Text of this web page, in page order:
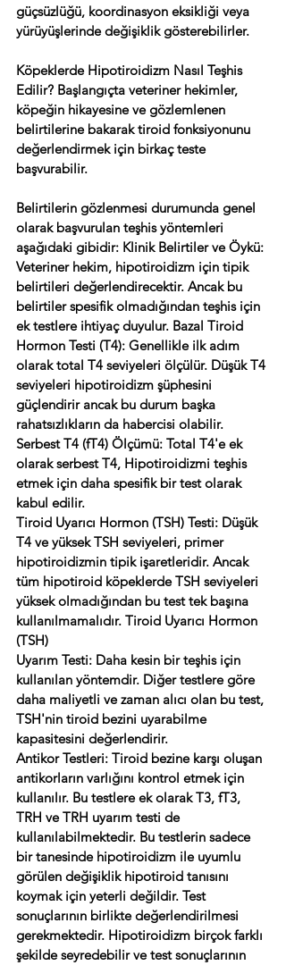
güçsüzlüğü, koordinasyon eksikliği veya
yürüyüşlerinde değişiklik gösterebilirler.
Köpeklerde Hipotiroidizm Nasıl Teşhis
Edilir? Başlangıçta veteriner hekimler,
köpeğin hikayesine ve gözlemlenen
belirtilerine bakarak tiroid fonksiyonunu
değerlendirmek için birkaç teste
başvurabilir.
Belirtilerin gözlenmesi durumunda genel
olarak başvurulan teşhis yöntemleri
aşağıdaki gibidir: Klinik Belirtiler ve Öykü:
Veteriner hekim, hipotiroidizm için tipik
belirtileri değerlendirecektir. Ancak bu
belirtiler spesifik olmadığından teşhis için
ek testlere ihtiyaç duyulur. Bazal Tiroid
Hormon Testi (T4): Genellikle ilk adım
olarak total T4 seviyeleri ölçülür. Düşük T4
seviyeleri hipotiroidizm şüphesini
güçlendirir ancak bu durum başka
rahatsızlıkların da habercisi olabilir.
Serbest T4 (fT4) Ölçümü: Total T4'e ek
olarak serbest T4, Hipotiroidizmi teşhis
etmek için daha spesifik bir test olarak
kabul edilir.
Tiroid Uyarıcı Hormon (TSH) Testi: Düşük
T4 ve yüksek TSH seviyeleri, primer
hipotiroidizmin tipik işaretleridir. Ancak
tüm hipotiroid köpeklerde TSH seviyeleri
yüksek olmadığından bu test tek başına
kullanılmamalıdır. Tiroid Uyarıcı Hormon
(TSH)
Uyarım Testi: Daha kesin bir teşhis için
kullanılan yöntemdir. Diğer testlere göre
daha maliyetli ve zaman alıcı olan bu test,
TSH'nin tiroid bezini uyarabilme
kapasitesini değerlendirir.
Antikor Testleri: Tiroid bezine karşı oluşan
antikorların varlığını kontrol etmek için
kullanılır. Bu testlere ek olarak T3, fT3,
TRH ve TRH uyarım testi de
kullanılabilmektedir. Bu testlerin sadece
bir tanesinde hipotiroidizm ile uyumlu
görülen değişiklik hipotiroid tanısını
koymak için yeterli değildir. Test
sonuçlarının birlikte değerlendirilmesi
gerekmektedir. Hipotiroidizm birçok farklı
şekilde seyredebilir ve test sonuçlarının